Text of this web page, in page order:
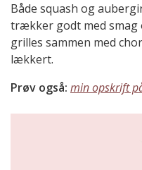
Både squash og
trækker godt med smag
grilles sammen med
lækkert.
Prøv også: min opskrift